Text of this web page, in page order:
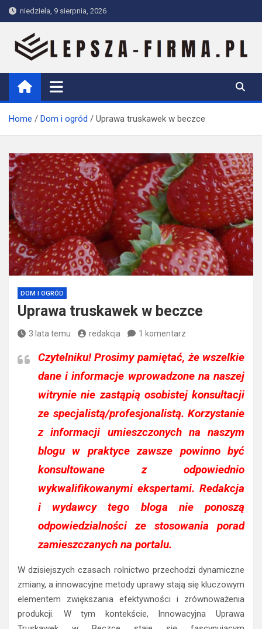
Skip
to
content
niedziela, 9 sierpnia, 2026
Lepsza-firma.pl
Home Dom i ogród Uprawa truskawek w beczce
DOM I OGRÓD
Uprawa truskawek w beczce
3 lata temu redakcja 1 komentarz
Czytelniku!Prosimy pamiętać, że wszelkie
dane i informacje wprowadzone na naszej
witrynie nie zastąpią osobistej konsultacji
ze specjalistą/profesjonalistą. Korzystanie
z informacji umieszczonych na naszym
blogu w praktyce zawsze powinno być
konsultowane z odpowiednio
wykwalifikowanymi ekspertami. Redakcja
i wydawcy tego bloga nie ponoszą
odpowiedzialności ze stosowania porad
zamieszczanych na portalu.
W dzisiejszych czasach rolnictwo przechodzi dynamiczne
zmiany, a innowacyjne metody uprawy stają się kluczowym
elementem zwiększania efektywności i zrównoważenia
produkcji. W tym kontekście, Innowacyjna Uprawa